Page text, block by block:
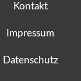
Kontakt
Impressum
Datenschutz